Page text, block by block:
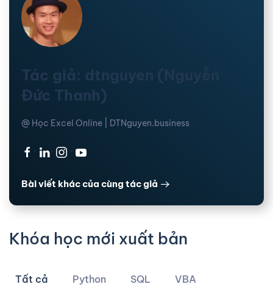
Tác giả: dtnguyen (Nguyễn
Đức Thanh)
@ Học Excel Online | DTNguyen.business
· · ·
Bài viết khác của cùng tác giả
Khóa học mới xuất bản
Tất cả Python SQL VBA